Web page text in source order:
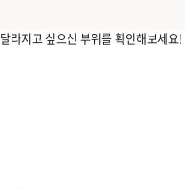
달라지고 싶으신 부위를 확인해보세요!